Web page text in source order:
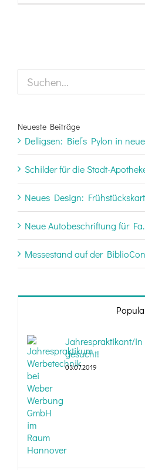
Suche
nach:
Neueste Beiträge
Delligsen: Biel’s Pylon in
Schilder für die Stadt-
Neues Design:
Neue Autobeschriftung für
Messestand auf der
Jahrespraktikant/in
gesucht!
03.07.2019